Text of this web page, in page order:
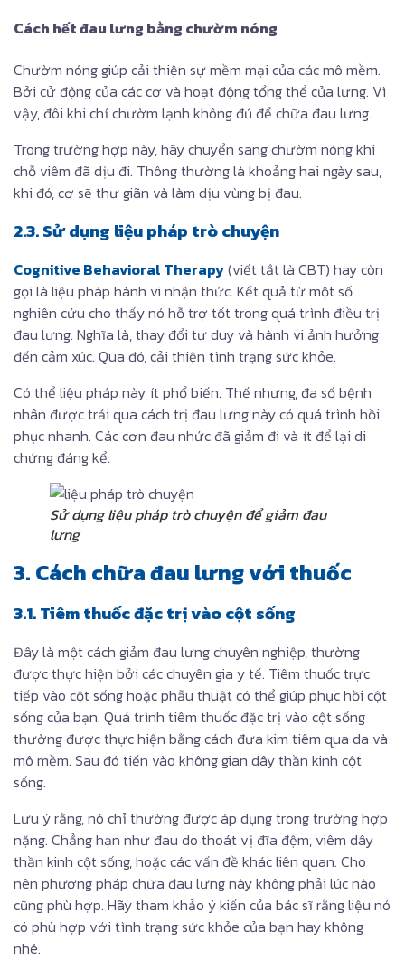
Cách hết đau lưng bằng chườm nóng
Chườm nóng giúp cải thiện sự mềm mại của các mô mềm.
Bởi cử động của các cơ và hoạt động tổng thể của lưng. Vì
vậy, đôi khi chỉ chườm lạnh không đủ để chữa đau lưng.
Trong trường hợp này, hãy chuyển sang chườm nóng khi
chỗ viêm đã dịu đi. Thông thường là khoảng hai ngày sau,
khi đó, cơ sẽ thư giãn và làm dịu vùng bị đau.
2.3. Sử dụng liệu pháp trò chuyện
Cognitive Behavioral Therapy(viết tắt là CBT) hay còn
gọi là liệu pháp hành vi nhận thức. Kết quả từ một số
nghiên cứu cho thấy nó hỗ trợ tốt trong quá trình điều trị
đau lưng. Nghĩa là, thay đổi tư duy và hành vi ảnh hưởng
đến cảm xúc. Qua đó, cải thiện tình trạng sức khỏe.
Có thể liệu pháp này ít phổ biến. Thế nhưng, đa số bệnh
nhân được trải qua cách trị đau lưng này có quá trình hồi
phục nhanh. Các cơn đau nhức đã giảm đi và ít để lại di
chứng đáng kể.
Sử dụng liệu pháp trò chuyện để giảm đau
lưng
3. Cách chữa đau lưng với thuốc
3.1. Tiêm thuốc đặc trị vào cột sống
Đây là một cách giảm đau lưng chuyên nghiệp, thường
được thực hiện bởi các chuyên gia y tế. Tiêm thuốc trực
tiếp vào cột sống hoặc phẫu thuật có thể giúp phục hồi cột
sống của bạn. Quá trình tiêm thuốc đặc trị vào cột sống
thường được thực hiện bằng cách đưa kim tiêm qua da và
mô mềm. Sau đó tiến vào không gian dây thần kinh cột
sống.
Lưu ý rằng, nó chỉ thường được áp dụng trong trường hợp
nặng. Chẳng hạn như đau do thoát vị đĩa đệm, viêm dây
thần kinh cột sống, hoặc các vấn đề khác liên quan. Cho
nên phương pháp chữa đau lưng này không phải lúc nào
cũng phù hợp. Hãy tham khảo ý kiến của bác sĩ rằng liệu nó
có phù hợp với tình trạng sức khỏe của bạn hay không
nhé.